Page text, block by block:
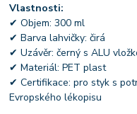
Vlastnosti:
✔ Objem: 300 ml
✔ Barva lahvičky: čirá
✔ Uzávěr: černý s ALU
✔ Materiál: PET plast
✔ Certifikace: pro styk s
Evropského lékopisu